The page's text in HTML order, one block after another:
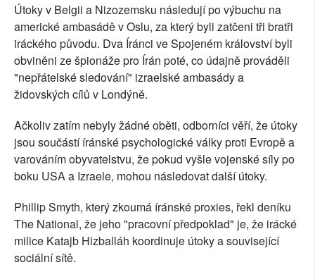
Útoky v Belgii a Nizozemsku následují po výbuchu na
americké ambasádě v Oslu, za který byli zatčeni tři bratři
iráckého původu. Dva Íránci ve Spojeném království byli
obviněni ze špionáže pro Írán poté, co údajně prováděli
"nepřátelské sledování" izraelské ambasády a
židovských cílů v Londýně.
Ačkoliv zatím nebyly žádné oběti, odborníci věří, že útoky
jsou součástí íránské psychologické války proti Evropě a
varováním obyvatelstvu, že pokud vyšle vojenské síly po
boku USA a Izraele, mohou následovat další útoky.
Phillip Smyth, který zkoumá íránské proxies, řekl deníku
The National, že jeho "pracovní předpoklad" je, že irácké
milice Katajb Hizballáh koordinuje útoky a související
sociální sítě.